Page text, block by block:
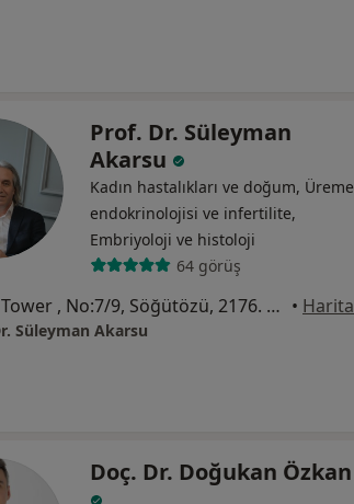
Prof. Dr. Süleyman
Akarsu
Kadın hastalıkları ve doğum, Üreme
endokrinolojisi ve i̇nfertilite,
Embriyoloji ve histoloji
64 görüş
Platin Tower , No:7/9, Söğütözü, 2176. Sk., Ankara • Harita
Süleyman Akarsu
Doç. Dr. Doğukan Özkan